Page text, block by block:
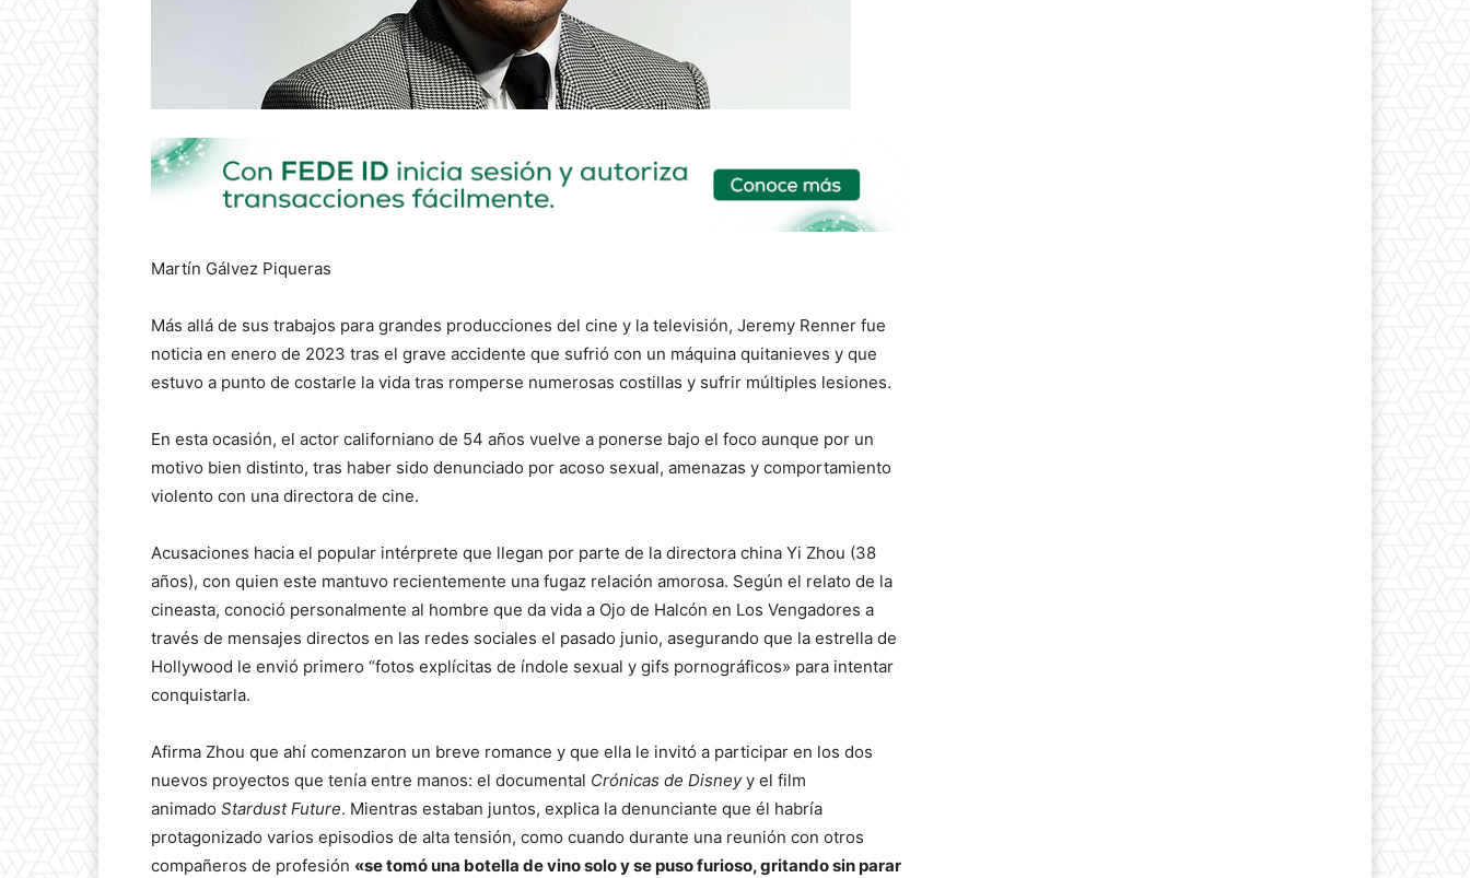
Martín Gálvez Piqueras
Más allá de sus trabajos para grandes producciones del cine y la televisión, Jeremy Renner fue
noticia en enero de 2023 tras el grave accidente que sufrió con un máquina quitanieves y que
estuvo a punto de costarle la vida tras romperse numerosas costillas y sufrir múltiples lesiones.
En esta ocasión, el actor californiano de 54 años vuelve a ponerse bajo el foco aunque por un
motivo bien distinto, tras haber sido denunciado por acoso sexual, amenazas y comportamiento
violento con una directora de cine.
Acusaciones hacia el popular intérprete que llegan por parte de la directora china Yi Zhou (38
años), con quien este mantuvo recientemente una fugaz relación amorosa. Según el relato de la
cineasta, conoció personalmente al hombre que da vida a Ojo de Halcón en Los Vengadores a
través de mensajes directos en las redes sociales el pasado junio, asegurando que la estrella de
Hollywood le envió primero “fotos explícitas de índole sexual y gifs pornográficos» para intentar
conquistarla.
Afirma Zhou que ahí comenzaron un breve romance y que ella le invitó a participar en los dos
nuevos proyectos que tenía entre manos: el documental Crónicas de Disneyy el film
animado Stardust Future. Mientras estaban juntos, explica la denunciante que él habría
protagonizado varios episodios de alta tensión, como cuando durante una reunión con otros
compañeros de profesión «se tomó una botella de vino solo y se puso furioso, gritando sin parar